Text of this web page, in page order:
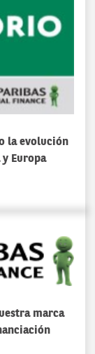
la evolución
y Europa
marca